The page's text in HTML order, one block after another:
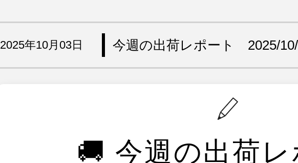
2025年10月03日 今週の出荷レポート 2025/
🚚 今週の出荷